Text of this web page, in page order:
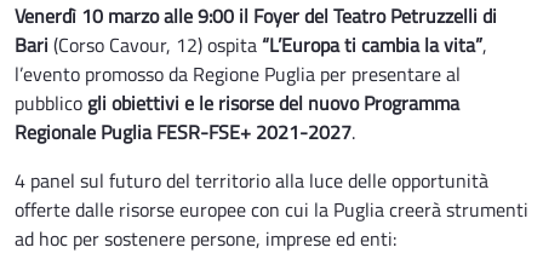
Venerdì 10 marzo alle 9:00 il Foyer del Teatro Petruzzelli di
Bari (Corso Cavour, 12) ospita “L’Europa ti cambia la vita”,
l’evento promosso da Regione Puglia per presentare al
pubblicogli obiettivi e le risorse del nuovo Programma
Regionale Puglia FESR-FSE+ 2021-2027.
4 panel sul futuro del territorio alla luce delle opportunità
offerte dalle risorse europee con cui la Puglia creerà strumenti
ad hoc per sostenere persone, imprese ed enti: